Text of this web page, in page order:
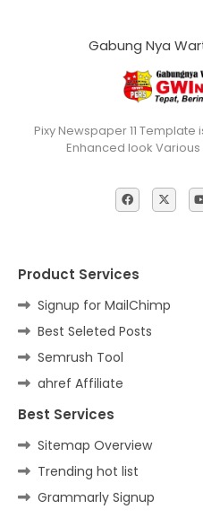
Gabung Nya
Pixy Newspaper 11
Enhanced look
Product Services
Signup for MailChimp
Best Seleted Posts
Semrush Tool
ahref Affiliate
Best Services
Sitemap Overview
Trending hot list
Grammarly Signup